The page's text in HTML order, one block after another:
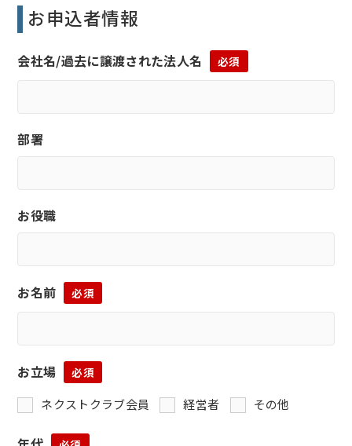
お申込者情報
会社名/過去に譲渡された法人名 必須
部署
お役職
お名前 必須
お立場 必須
ネクストクラブ会員 経営者 その他